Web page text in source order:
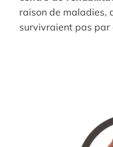
raison de maladies,
survivraient pas par